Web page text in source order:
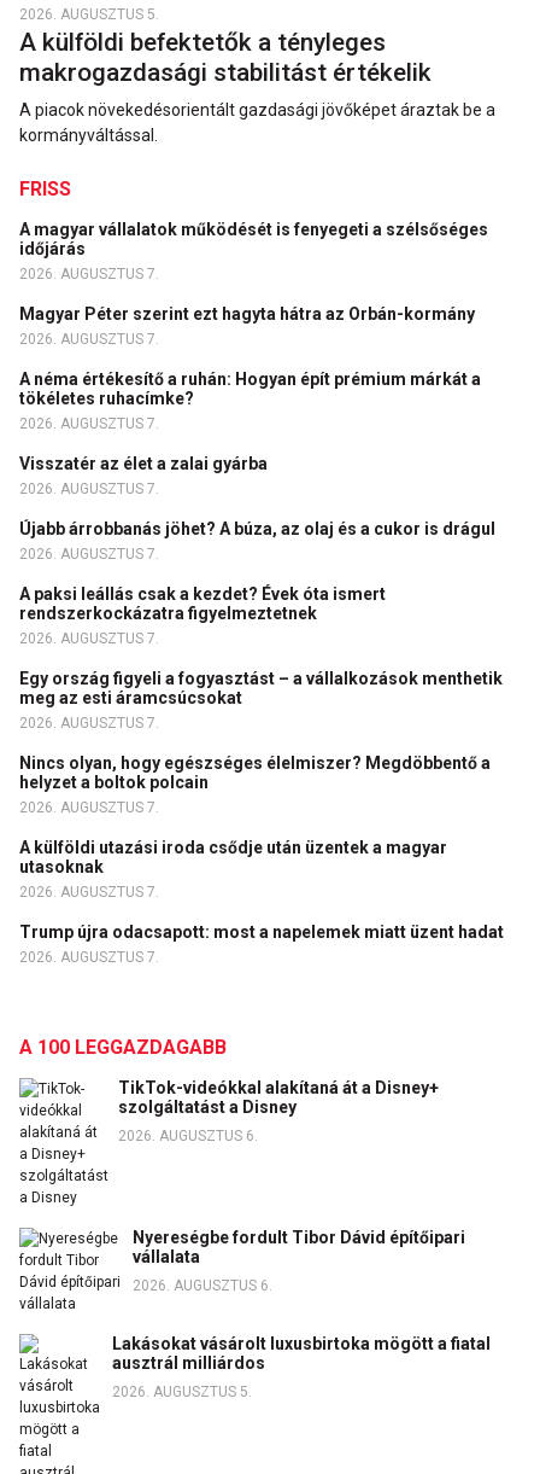
2026. AUGUSZTUS 5.
A külföldi befektetők a tényleges
makrogazdasági stabilitást értékelik
A piacok növekedésorientált gazdasági jövőképet áraztak be a
kormányváltással.
FRISS
A magyar vállalatok működését is fenyegeti a szélsőséges
időjárás
2026. AUGUSZTUS 7.
Magyar Péter szerint ezt hagyta hátra az Orbán-kormány
2026. AUGUSZTUS 7.
A néma értékesítő a ruhán: Hogyan épít prémium márkát a
tökéletes ruhacímke?
2026. AUGUSZTUS 7.
Visszatér az élet a zalai gyárba
2026. AUGUSZTUS 7.
Újabb árrobbanás jöhet? A búza, az olaj és a cukor is drágul
2026. AUGUSZTUS 7.
A paksi leállás csak a kezdet? Évek óta ismert
rendszerkockázatra figyelmeztetnek
2026. AUGUSZTUS 7.
Egy ország figyeli a fogyasztást – a vállalkozások menthetik
meg az esti áramcsúcsokat
2026. AUGUSZTUS 7.
Nincs olyan, hogy egészséges élelmiszer? Megdöbbentő a
helyzet a boltok polcain
2026. AUGUSZTUS 7.
A külföldi utazási iroda csődje után üzentek a magyar
utasoknak
2026. AUGUSZTUS 7.
Trump újra odacsapott: most a napelemek miatt üzent hadat
2026. AUGUSZTUS 7.
A 100 LEGGAZDAGABB
TikTok-videókkal alakítaná át a Disney+
szolgáltatást a Disney
2026. AUGUSZTUS 6.
Nyereségbe fordult Tibor Dávid építőipari
vállalata
2026. AUGUSZTUS 6.
Lakásokat vásárolt luxusbirtoka mögött a fiatal
ausztrál milliárdos
2026. AUGUSZTUS 5.